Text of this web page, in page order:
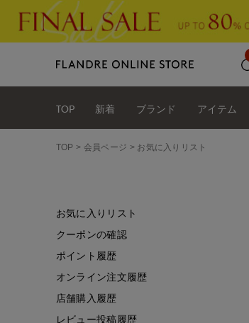
TOP 新着 ブランド アイテム
TOP 会員ページ お気に入りリスト
お気に入りリスト
クーポンの確認
ポイント履歴
オンライン注文履歴
店舗購入履歴
レビュー投稿履歴